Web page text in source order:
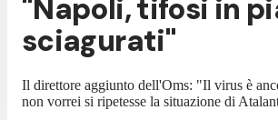
"Napoli, tifosi in
sciagurati"
Il direttore aggiunto dell'Oms: "Il virus è
non vorrei si ripetesse la situazione di